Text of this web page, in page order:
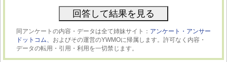
同アンケートの内容・データは全て姉妹サイト： アンケート・アンサー
ドットコム、 およびその運営のYWMOに帰属します。許可なく内容・
データの転用・引用・利用を一切禁じます。